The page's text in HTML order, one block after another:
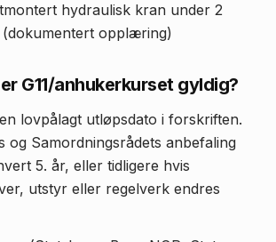
hydraulisk kran under 2
opplæring)
G11/anhukerkurset gyldig?
lovpålagt utløpsdato i forskriften.
og Samordningsrådets anbefaling
5. år, eller tidligere hvis
utstyr eller regelverk endres